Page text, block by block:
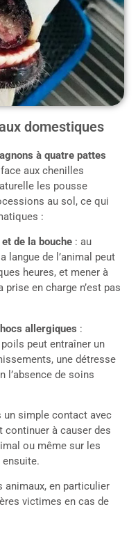
domestiques
à quatre pattes
face aux chenilles
les pousse
au sol, ce qui
:
de la bouche : au
langue de l’animal peut
heures, et mener à
en charge n’est pas
allergiques :
poils peut entraîner un
une détresse
l’absence de soins
un simple contact avec
continuer à causer des
ou même sur les
animaux, en particulier
victimes en cas de